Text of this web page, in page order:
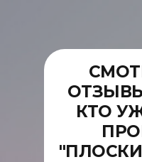
КТО